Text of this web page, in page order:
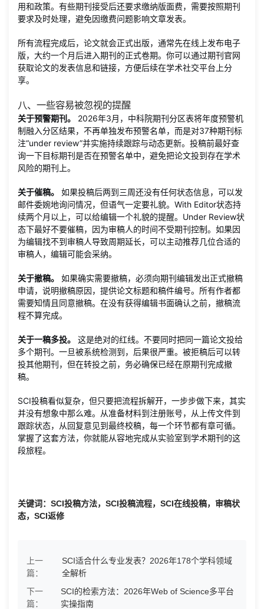
用和政策。有些期刊接受后还要求缴纳版面费，需要按照期刊
要求及时处理，避免因缴费问题影响文章发表。
所有流程完成后，论文就会正式出版，通常先在线上发布电子
版，大约一个月后进入期刊的正式卷期。你可以通过期刊官网
获取论文的发表信息和链接，方便后续在学术社交平台上分
享。
八、一些容易被忽视的提醒
关于预警期刊。
2026年3月，中科院期刊分区表将年度预警机
制融入分区结果，不再单独发布预警名单，而是对37种期刊标
注“under review”并实施持续跟踪与动态更新。投稿前最好查
询一下目标期刊是否在预警名单中，避免把论文投到存在学术
风险的期刊上。
关于催稿。
如果投稿后两到三周还没有任何状态信息，可以发
邮件委婉地询问情况，但语气一定要礼貌。With Editor状态持
续两个月以上，可以给编辑一个礼貌的提醒。Under Review状
态下最好不要催稿，因为审稿人的时间不受期刊控制。如果因
为编辑找不到审稿人导致周期延长，可以主动推荐几位合适的
审稿人，编辑可能会采纳。
关于撤稿。
如果确实需要撤稿，必须向期刊编辑发出正式撤稿
申请，说明撤稿原因，提供论文标题和稿件编号。所有作者都
需要知情且同意撤稿。在没有获得编辑书面确认之前，撤稿流
程不算完成。
关于一稿多投。
这是绝对的红线。不要同时把同一篇论文投给
多个期刊。一旦被系统检测到，后果很严重。被拒稿后可以转
投其他期刊，但在转投之前，务必确保已经在原期刊完成撤
稿。
SCI投稿看似复杂，但只要把流程拆解开，一步步做下来，其实
并没有想象中那么难。从准备材料到注册账号，从上传文件到
跟踪状态，从回复意见到最终校稿，每一个环节都有章可循。
掌握了这套方法，你就能从容地完成从实验室到学术期刊的这
段旅程。
关键词：SCI投稿方法，SCI投稿流程，SCI在线投稿，审稿状
态，SCI返修
上一
篇：
SCI适合什么专业发表？2026年178个学科领域
全解析
下一
篇：
SCI的检索方法：2026年Web of Science多平台
实操指南